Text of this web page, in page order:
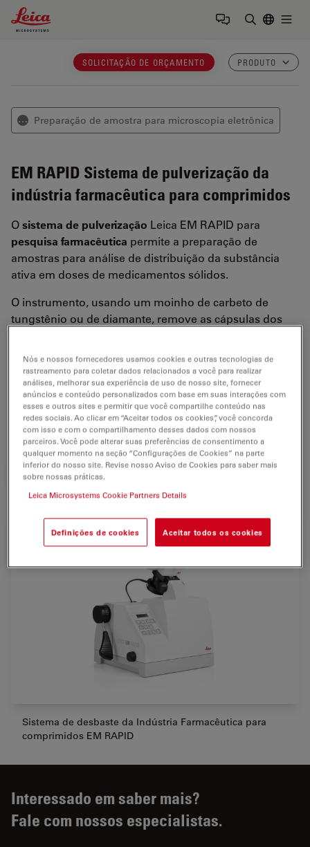
Leica Microsystems Logo
SOLICITAÇÃO DE ORÇAMENTO PRODUTO
⋯ Preparação de amostra para microscopia eletrônica
EM RAPID Sistema de pulverização da
indústria farmacêutica para comprimidos
Osistema de pulverização Leica EM RAPID para
pesquisa farmacêutica permite a preparação de
amostras para análise de distribuição da substância
ativa em doses de medicamentos sólidos.
O instrumento, usando um moinho de carbeto de
tungstênio ou de diamante, remove as cápsulas dos
definidas de remoção de camadas, baixo ruído de
extração, filtragem Hepa e suporte simples ou múltiplo.
Para uso exclusivo em pesquisas
SOLICITAÇÃO DE ORÇAMENTO
Sistema de desbaste da Indústria Farmacêutica para
comprimidos EM RAPID
Interessado em saber mais?
Fale com nossos especialistas.
Nós e nossos fornecedores usamos cookies e outras tecnologias de
rastreamento para coletar dados relacionados a você para realizar
análises, melhorar sua experiência de uso de nosso site, fornecer
anúncios e conteúdo personalizados com base em suas interações com
esses e outros sites e permitir que você compartilhe conteúdo nas
redes sociais. Ao clicar em “Aceitar todos os cookies”, você concorda
com isso e com o compartilhamento desses dados com nossos
parceiros. Você pode alterar suas preferências de consentimento a
qualquer momento na seção “Configurações de Cookies” na parte
inferior do nosso site. Revise nosso Aviso de Cookies para saber mais
sobre nossas práticas.
Leica Microsystems Cookie Partners Details
Definições de cookies Aceitar todos os cookies